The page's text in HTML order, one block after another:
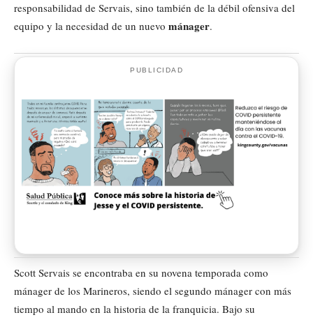
responsabilidad de Servais, sino también de la débil ofensiva del
equipo y la necesidad de un nuevo mánager.
PUBLICIDAD
Scott Servais se encontraba en su novena temporada como
mánager de los Marineros, siendo el segundo mánager con más
tiempo al mando en la historia de la franquicia. Bajo su